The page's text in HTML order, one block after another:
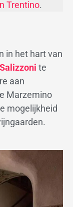
Trentino.
in het hart van
te
aan
Marzemino
mogelijkheid